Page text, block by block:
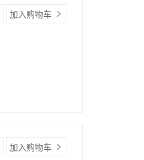
加入购物车
加入购物车